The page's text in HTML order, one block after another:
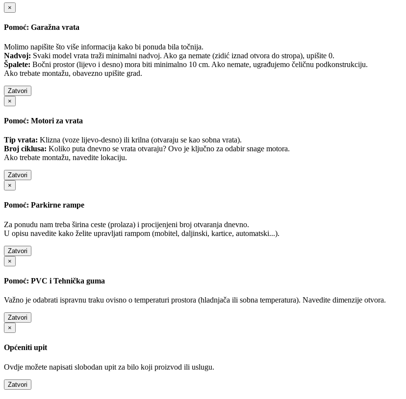
×
Pomoć: Garažna vrata
Molimo napišite što više informacija kako bi ponuda bila točnija.
Nadvoj: Svaki model vrata traži minimalni nadvoj. Ako ga nemate (zidić iznad otvora do stropa), upišite 0.
Špalete: Bočni prostor (lijevo i desno) mora biti minimalno 10 cm. Ako nemate, ugrađujemo čeličnu podkonstrukciju.
Ako trebate montažu, obavezno upišite grad.
Zatvori
×
Pomoć: Motori za vrata
Tip vrata: Klizna (voze lijevo-desno) ili krilna (otvaraju se kao sobna vrata).
Broj ciklusa: Koliko puta dnevno se vrata otvaraju? Ovo je ključno za odabir snage motora.
Ako trebate montažu, navedite lokaciju.
Zatvori
×
Pomoć: Parkirne rampe
Za ponudu nam treba širina ceste (prolaza) i procijenjeni broj otvaranja dnevno.
U opisu navedite kako želite upravljati rampom (mobitel, daljinski, kartice, automatski...).
Zatvori
×
Pomoć: PVC i Tehnička guma
Važno je odabrati ispravnu traku ovisno o temperaturi prostora (hladnjača ili sobna temperatura). Navedite dimenzije otvora.
Zatvori
×
Općeniti upit
Ovdje možete napisati slobodan upit za bilo koji proizvod ili uslugu.
Zatvori